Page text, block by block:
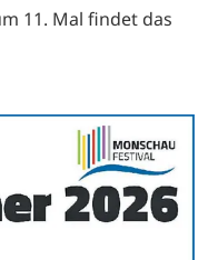
11. Mal findet das